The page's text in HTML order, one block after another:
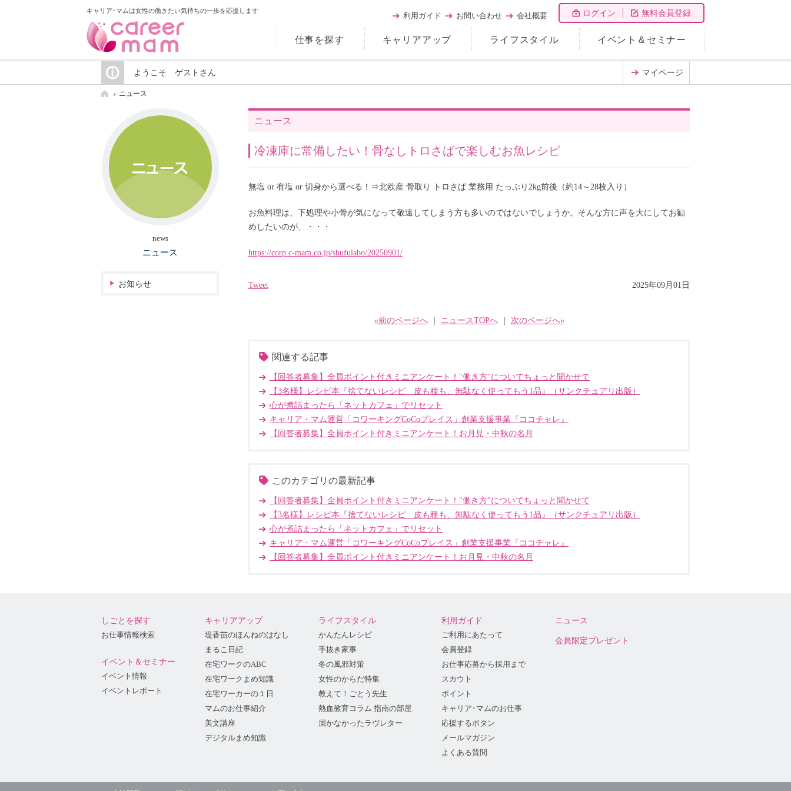
キャリア･マムは女性の働きたい気持ちの一歩を応援します ログイン 無料会員登録
仕事を探す キャリアアップ ライフスタイル イベント＆セミナー
利用ガイド お問い合わせ 会社概要
ようこそ ゲストさん マイページ
ニュース
ニュース
冷凍庫に常備したい！骨なしトロさばで楽しむお魚レシピ
無塩 or 有塩 or 切身から選べる！⇒北欧産 骨取り トロさば 業務用 たっぷり2kg前後（約14～28枚入り）
お魚料理は、下処理や小骨が気になって敬遠してしまう方も多いのではないでしょうか。そんな方に声を大にしてお勧
めしたいのが、・・・
https://corp.c-mam.co.jp/shufulabo/20250901/
Tweet 2025年09月01日
«前のページへ｜ ニュースTOPへ｜ 次のページへ»
関連する記事
【回答者募集】全員ポイント付きミニアンケート！"働き方"についてちょっと聞かせて
【3名様】レシピ本『捨てないレシピ 皮も種も、無駄なく使ってもう1品』（サンクチュアリ出版）
心が煮詰まったら「ネットカフェ」でリセット
キャリア・マム運営「コワーキングCoCoプレイス」創業支援事業『ココチャレ』
【回答者募集】全員ポイント付きミニアンケート！お月見・中秋の名月
このカテゴリの最新記事
【回答者募集】全員ポイント付きミニアンケート！"働き方"についてちょっと聞かせて
【3名様】レシピ本『捨てないレシピ 皮も種も、無駄なく使ってもう1品』（サンクチュアリ出版）
心が煮詰まったら「ネットカフェ」でリセット
キャリア・マム運営「コワーキングCoCoプレイス」創業支援事業『ココチャレ』
【回答者募集】全員ポイント付きミニアンケート！お月見・中秋の名月
news
ニュース
お知らせ
しごとを探す
お仕事情報検索
イベント＆セミナー
イベント情報
イベントレポート
キャリアアップ
堤香苗のほんねのはなし
まるこ日記
在宅ワークのABC
在宅ワークまめ知識
在宅ワーカーの１日
マムのお仕事紹介
美文講座
デジタルまめ知識
ライフスタイル
かんたんレシピ
手抜き家事
冬の風邪対策
女性のからだ特集
教えて！ごとう先生
熱血教育コラム 指南の部屋
届かなかったラヴレター
利用ガイド
ご利用にあたって
会員登録
お仕事応募から採用まで
スカウト
ポイント
キャリア･マムのお仕事
応援するボタン
メールマガジン
よくある質問
ニュース
会員限定プレゼント